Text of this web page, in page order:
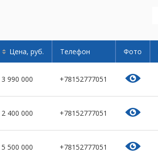
Цена, руб. Телефон Фото
3 990 000 +78152777051
2 400 000 +78152777051
5 500 000 +78152777051